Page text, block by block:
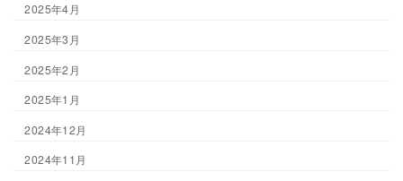
2025年4月
2025年3月
2025年2月
2025年1月
2024年12月
2024年11月